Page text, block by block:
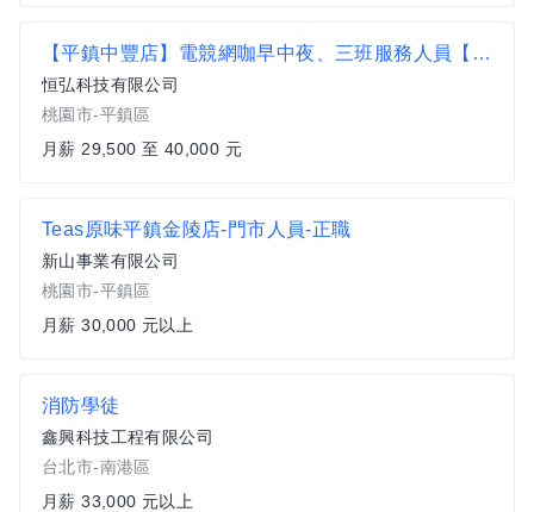
【平鎮中豐店】電競網咖早中夜、三班服務人員【平鎮中豐店】
恒弘科技有限公司
桃園市-平鎮區
月薪 29,500 至 40,000 元
Teas原味平鎮金陵店-門市人員-正職
新山事業有限公司
桃園市-平鎮區
月薪 30,000 元以上
消防學徒
鑫興科技工程有限公司
台北市-南港區
月薪 33,000 元以上